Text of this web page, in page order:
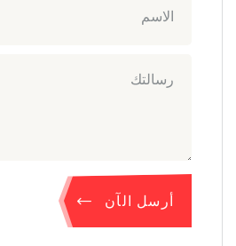
أرسل الآن